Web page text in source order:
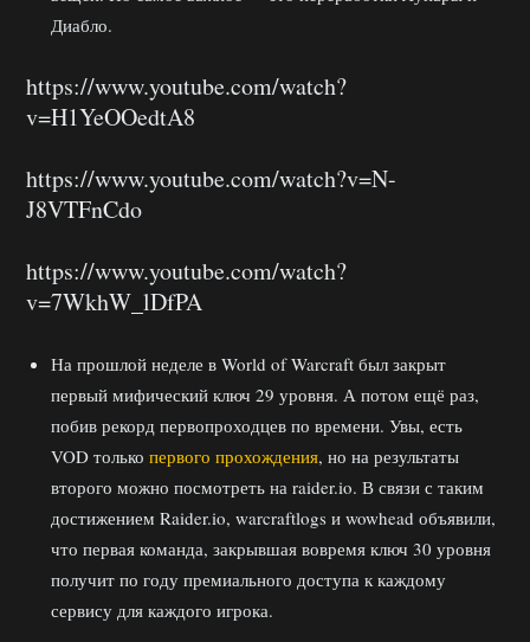
Диабло.
https://www.youtube.com/watch?
v=H1YeOOedtA8
https://www.youtube.com/watch?v=N-
J8VTFnCdo
https://www.youtube.com/watch?
v=7WkhW_lDfPA
На прошлой неделе в World of Warcraft был закрыт
первый мифический ключ 29 уровня. А потом ещё раз,
побив рекорд первопроходцев по времени. Увы, есть
VOD только первого прохождения, но на результаты
второго можно посмотреть на raider.io. В связи с таким
достижением Raider.io, warcraftlogs и wowhead объявили,
что первая команда, закрывшая вовремя ключ 30 уровня
получит по году премиального доступа к каждому
сервису для каждого игрока.